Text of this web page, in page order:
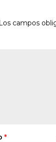
campos
*